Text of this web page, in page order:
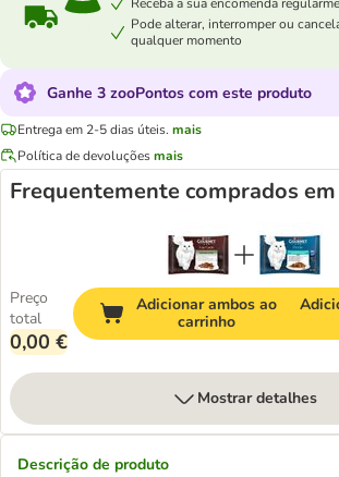
Pode alterar, interromper ou
qualquer momento
Ganhe 3 zooPontos com este produto
Entrega em 2-5 dias úteis. mais
Política de devoluçõesmais
Frequentemente comprados
Preço
total
0,00 €
Adicionar ambos ao
carrinho
Mostrar detalhes
Descrição de produto